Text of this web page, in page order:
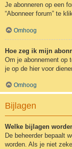
Je abonneren op een
“Abonneer forum” te
Omhoog
Hoe zeg ik mijn
Om je abonnement op
je op de hier voor
Omhoog
Bijlagen
Welke bijlagen
De beheerder bepaalt
worden. Als je niet